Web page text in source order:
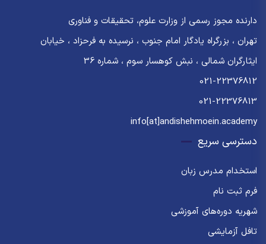
دارنده مجوز رسمی از وزارت علوم، تحقیقات و فناوری
تهران ، بزرگراه یادگار امام جنوب ، نرسیده به فرحزاد ، خیابان
ایثارگران شمالی ، نبش کوهسار سوم ، شماره 36
021-22376812
021-22376813
info[at]andishehmoein.academy
دسترسی سریع
استخدام مدرس زبان
فرم ثبت نام
شهریه دوره‌های آموزشی
تافل آزمایشی